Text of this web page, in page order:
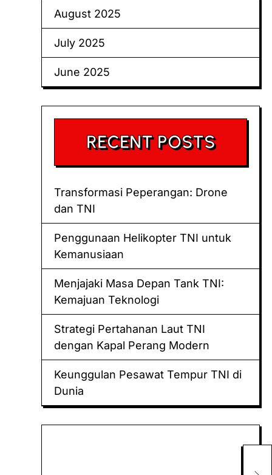
August 2025
July 2025
June 2025
RECENT POSTS
Transformasi Peperangan: Drone
dan TNI
Penggunaan Helikopter TNI untuk
Kemanusiaan
Menjajaki Masa Depan Tank TNI:
Kemajuan Teknologi
Strategi Pertahanan Laut TNI
dengan Kapal Perang Modern
Keunggulan Pesawat Tempur TNI di
Dunia